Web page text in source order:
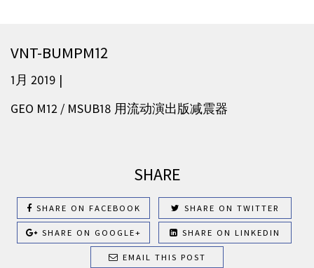
VNT-BUMPM12
1月 2019 |
GEO M12 / MSUB18 用流动演出版减震器
SHARE
SHARE ON FACEBOOK SHARE ON TWITTER
SHARE ON GOOGLE+ SHARE ON LINKEDIN
EMAIL THIS POST